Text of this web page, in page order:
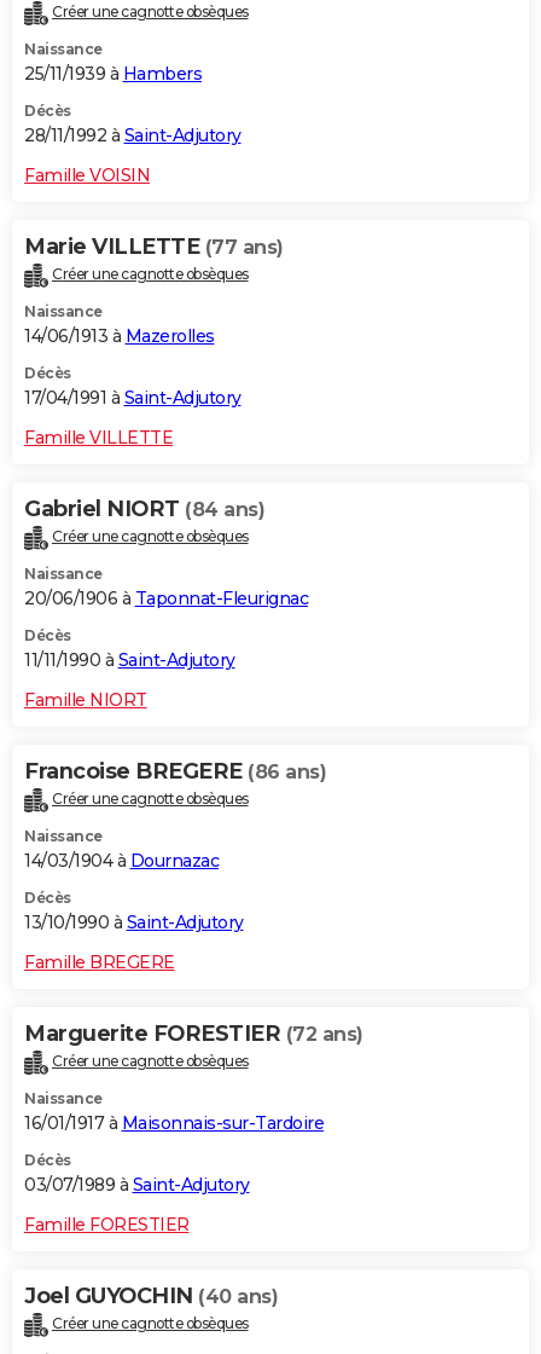
Créer une cagnotte obsèques
Naissance
25/11/1939 à Hambers
Décès
28/11/1992 à Saint-Adjutory
Famille VOISIN
Marie VILLETTE (77 ans)
Créer une cagnotte obsèques
Naissance
14/06/1913 à Mazerolles
Décès
17/04/1991 à Saint-Adjutory
Famille VILLETTE
Gabriel NIORT (84 ans)
Créer une cagnotte obsèques
Naissance
20/06/1906 à Taponnat-Fleurignac
Décès
11/11/1990 à Saint-Adjutory
Famille NIORT
Francoise BREGERE (86 ans)
Créer une cagnotte obsèques
Naissance
14/03/1904 à Dournazac
Décès
13/10/1990 à Saint-Adjutory
Famille BREGERE
Marguerite FORESTIER (72 ans)
Créer une cagnotte obsèques
Naissance
16/01/1917 à Maisonnais-sur-Tardoire
Décès
03/07/1989 à Saint-Adjutory
Famille FORESTIER
Joel GUYOCHIN (40 ans)
Créer une cagnotte obsèques